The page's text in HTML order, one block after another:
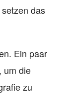
das
Ein paar
um die
zu